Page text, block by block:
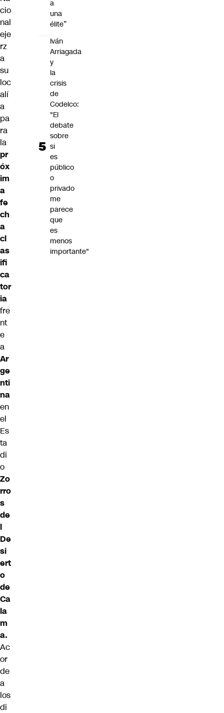
cio
nal
eje
rz
a
su
loc
alí
a
pa
ra
la
pr
óx
im
a
fe
ch
a
cl
as
ifi
ca
tor
ia
fre
nt
e
a
Ar
ge
nti
na
en
el
Es
ta
di
o
Zo
rro
s
de
l
De
si
ert
o
de
Ca
la
m
a.
Ac
or
de
a
los
di
a
una
élite”
Iván
Arriagada
y
la
crisis
de
Codelco:
"El
debate
sobre
si
es
público
o
privado
me
parece
que
es
menos
importante"